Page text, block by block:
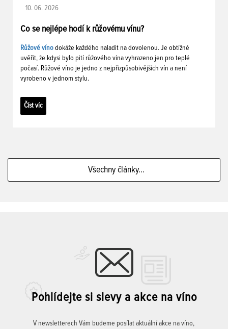
10. 06. 2026
Co se nejlépe hodí k růžovému vínu?
Růžové víno dokáže každého naladit na dovolenou. Je obtížné
uvěřit, že kdysi bylo pití růžového vína vyhrazeno jen pro teplé
počasí. Růžové víno je jedno z nejpřizpůsobivějších vín a není
vyrobeno v jednom stylu.
Číst víc
Všechny články...
Pohlídejte si slevy a akce na víno
V newsletterech Vám budeme posílat aktuální akce na víno,